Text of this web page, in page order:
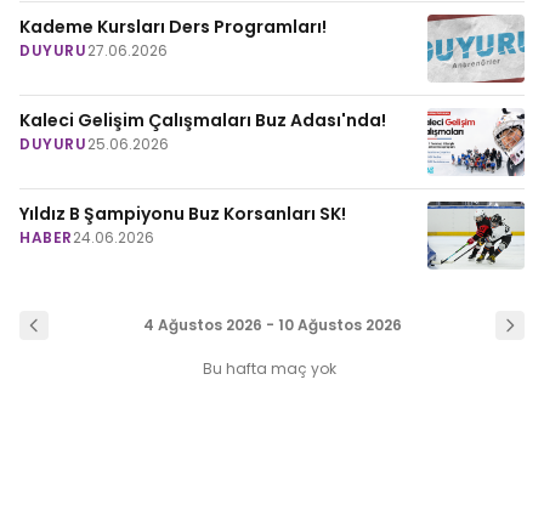
Kademe Kursları Ders Programları!
DUYURU27.06.2026
Kaleci Gelişim Çalışmaları Buz Adası'nda!
DUYURU25.06.2026
Yıldız B Şampiyonu Buz Korsanları SK!
HABER24.06.2026
4 Ağustos 2026 - 10 Ağustos 2026
Bu hafta maç yok